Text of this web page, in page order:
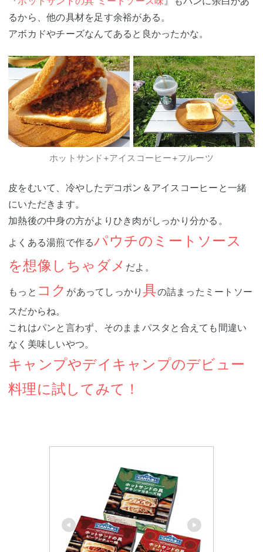
るから、他の具材を足す余裕がある。
アボカドやチーズなんてあると良かったかな。
ホットサンド+アイスコーヒー+フルーツ
皮をむいて、冷やしたデコポン＆アイスコーヒーと一緒
にいただきます。
加熱後の中身の方がよりひき肉がしっかり分かる。
よくある湯煎で作るパウチのミートソース
を想像しちゃダメ だよ。
もっと コク があってしっかり具の詰まったミートソー
スだからね。
これはパンと言わず、そのままパスタと合えても間違い
なく美味しいやつ。
キャンプやデイキャンプのデビュー
料理に試してみて！